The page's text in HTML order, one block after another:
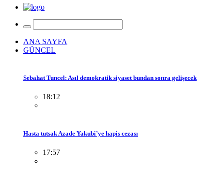
ANA SAYFA
GÜNCEL
Sebahat Tuncel: Asıl demokratik siyaset bundan sonra gelişecek
18:12
Hasta tutsak Azade Yakubi’ye hapis cezası
17:57